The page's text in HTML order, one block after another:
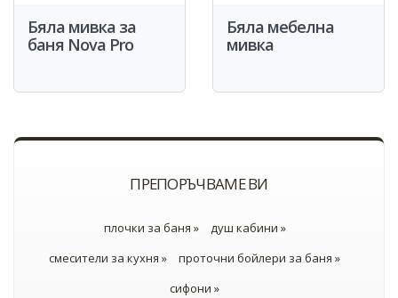
Бяла мивка за
баня Nova Pro
Бяла мебелна
мивка
ПРЕПОРЪЧВАМЕ ВИ
плочки за баня »
душ кабини »
смесители за кухня »
проточни бойлери за баня »
сифони »